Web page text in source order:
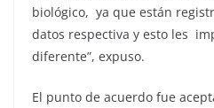
biológico, ya que están
datos respectiva y esto les
diferente”, expuso.
El punto de acuerdo fue